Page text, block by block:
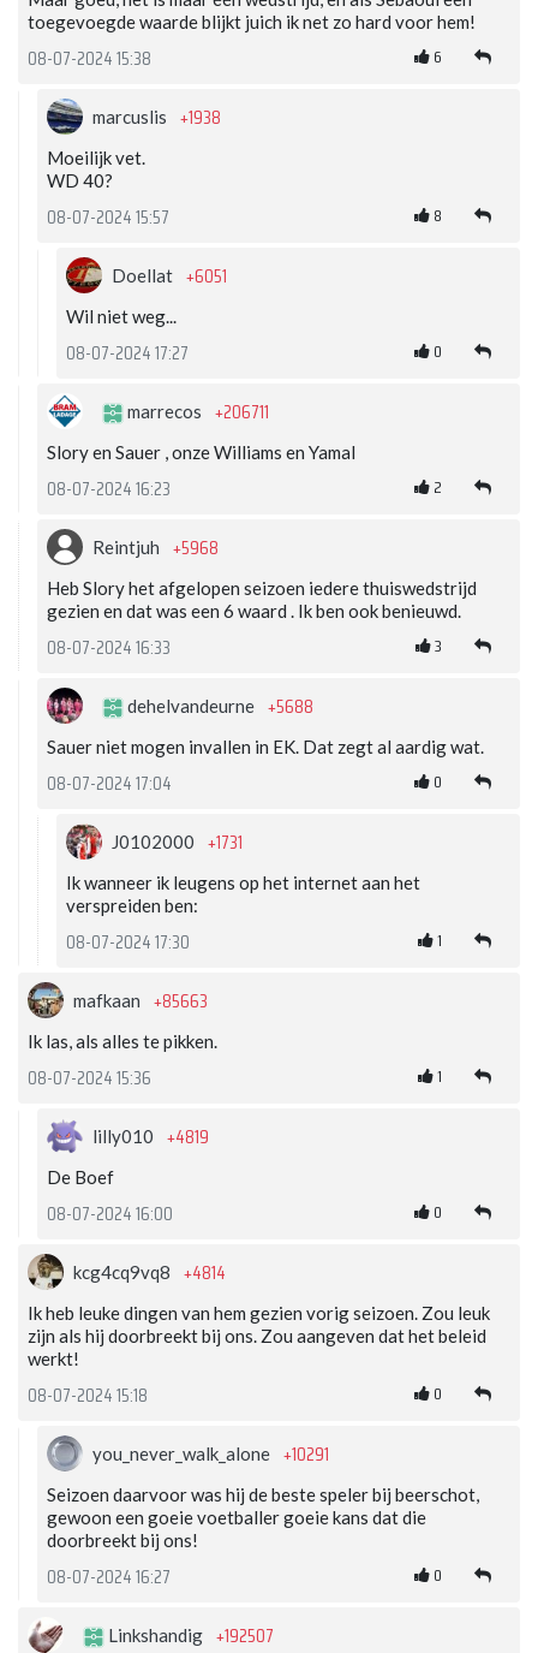
toegevoegde waarde blijkt juich ik net zo hard voor hem!
08-07-2024 15:38 6
marcuslis +1938
Moeilijk vet.
WD 40?
08-07-2024 15:57 8
Doellat +6051
Wil niet weg...
08-07-2024 17:27 0
marrecos +206711
Slory en Sauer , onze Williams en Yamal
08-07-2024 16:23 2
Reintjuh +5968
Heb Slory het afgelopen seizoen iedere thuiswedstrijd
gezien en dat was een 6 waard . Ik ben ook benieuwd.
08-07-2024 16:33 3
dehelvandeurne +5688
Sauer niet mogen invallen in EK. Dat zegt al aardig wat.
08-07-2024 17:04 0
J0102000 +1731
Ik wanneer ik leugens op het internet aan het
verspreiden ben:
08-07-2024 17:30 1
mafkaan +85663
Ik las, als alles te pikken.
08-07-2024 15:36 1
lilly010 +4819
De Boef
08-07-2024 16:00 0
kcg4cq9vq8 +4814
Ik heb leuke dingen van hem gezien vorig seizoen. Zou leuk
zijn als hij doorbreekt bij ons. Zou aangeven dat het beleid
werkt!
08-07-2024 15:18 0
you_never_walk_alone +10291
Seizoen daarvoor was hij de beste speler bij beerschot,
gewoon een goeie voetballer goeie kans dat die
doorbreekt bij ons!
08-07-2024 16:27 0
Linkshandig +192507